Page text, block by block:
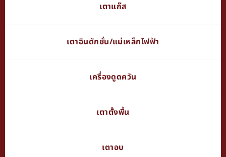
เตาแก๊ส
เตาอินดักชั่น/แม่เหล็กไฟฟ้า
เครื่องดูดควัน
เตาตั้งพื้น
เตาอบ